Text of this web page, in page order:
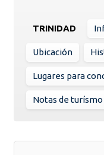
TRINIDAD
Ubicación
Lugares para
Notas de turísmo